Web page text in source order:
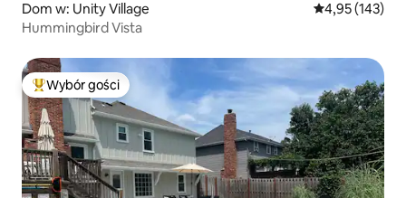
Dom w: Unity Village Średnia
4,95 (143)
Hummingbird Vista
Najpopularniejsze z kategorii Wybór gości
Wybór gości